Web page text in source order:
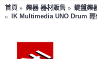
首頁 樂器 器材販售 鍵盤樂
IK Multimedia UNO Drum